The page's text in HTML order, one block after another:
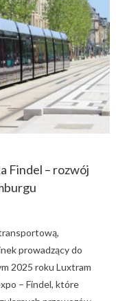
Findel – rozwój
prowadzący do
2025 roku Luxtram
– Findel, które